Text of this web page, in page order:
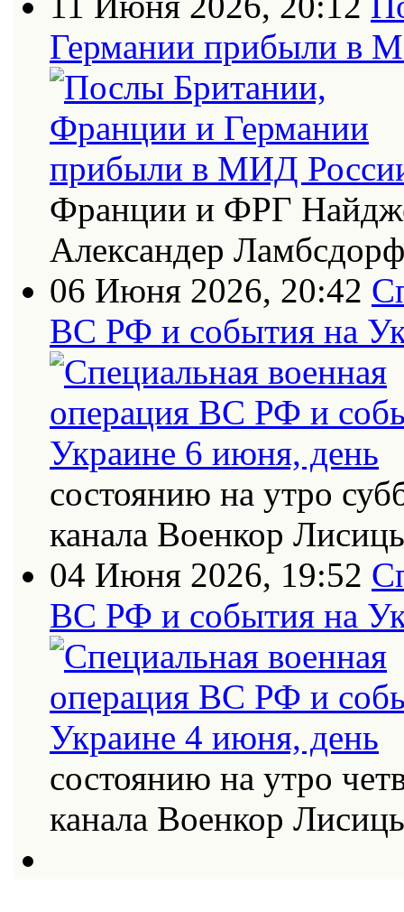
Германии прибыли в
Франции и ФРГ
Александер
06 Июня 2026, 20:42
ВС РФ и события на
состоянию на утро
канала Военкор
04 Июня 2026, 19:52
ВС РФ и события на
состоянию на утро
канала Военкор